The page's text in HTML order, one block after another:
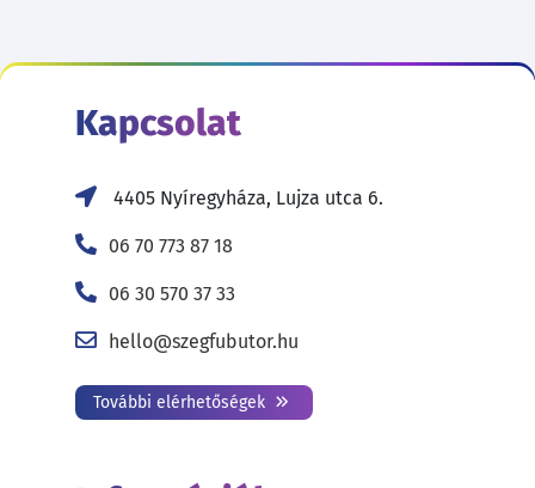
Kapcsolat
4405 Nyíregyháza, Lujza utca 6.
06 70 773 87 18
06 30 570 37 33
hello@szegfubutor.hu
További elérhetőségek